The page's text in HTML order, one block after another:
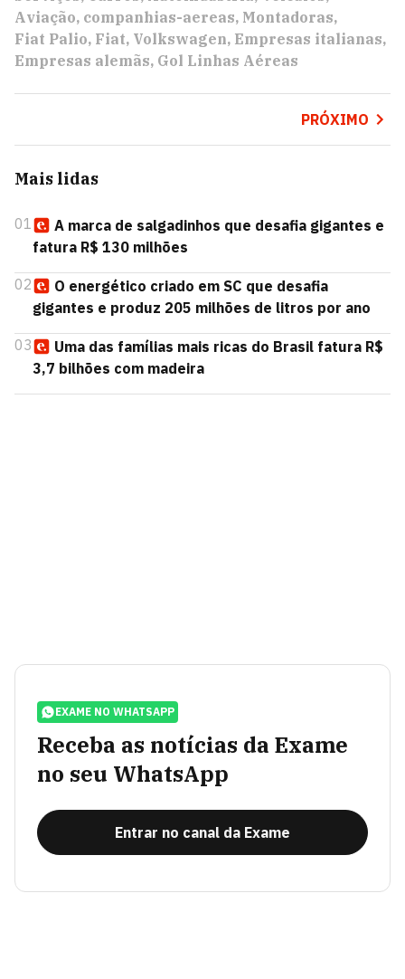
Aviação companhias-aereas Montadoras
Fiat Palio Fiat Volkswagen Empresas italianas
Empresas alemãs Gol Linhas Aéreas
PRÓXIMO
Mais lidas
01
A marca de salgadinhos que desafia gigantes e
fatura R$ 130 milhões
02
O energético criado em SC que desafia
gigantes e produz 205 milhões de litros por ano
03
Uma das famílias mais ricas do Brasil fatura R$
3,7 bilhões com madeira
EXAME NO WHATSAPP
Receba as notícias da Exame
no seu WhatsApp
Entrar no canal da Exame